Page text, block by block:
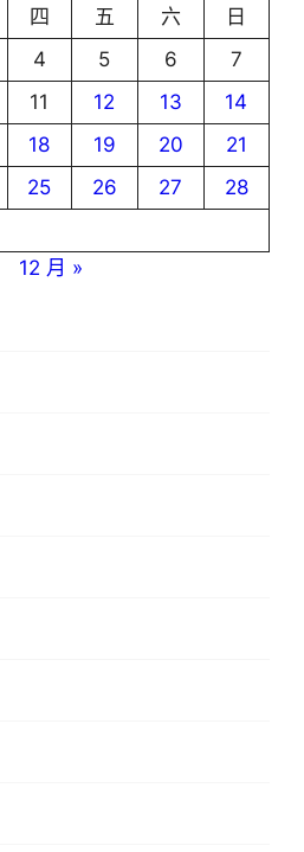
四 五 六
日
4 5 6
7
11 12 13
14
18 19 20
21
25 26 27
28
12 月 »